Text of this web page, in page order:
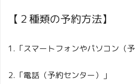
【２種類の予約方法】
1.「スマートフォンやパソコン（予
2.「電話（予約センター）」